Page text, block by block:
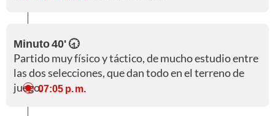
Minuto 40' 🕣
Partido muy físico y táctico, de mucho estudio entre
las dos selecciones, que dan todo en el terreno de
juego.07:05 p. m.